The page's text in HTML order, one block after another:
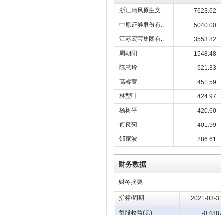
浙江清风原生文..
7623.62
中原证券股份有..
5040.00
江苏宏宝集团有..
3553.82
周朝阳
1548.48
陈慧玲
521.33
高睿萱
451.59
林型叶
424.97
杨树平
420.60
何良菊
401.99
邵家波
286.61
财务数据
财务摘要
指标/周期 2021-03-
每股收益(元)
-